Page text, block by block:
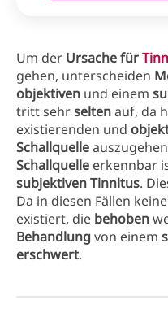
Um der Ursache für
gehen, unterscheiden
objektiven und einem
tritt sehrseltenauf, da
existierenden und
Schallquelle
Schallquelle erkennbar
subjektiven Tinnitus.
Da in diesen Fällen keine
existiert, die behoben
Behandlungvon einem
erschwert.